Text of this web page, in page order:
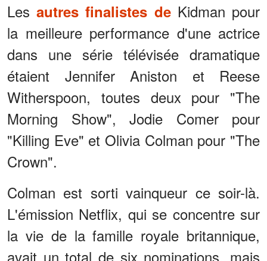
Lesautres finalistes deKidman pour
la meilleure performance d'une actrice
dans une série télévisée dramatique
étaient Jennifer Aniston et Reese
Witherspoon, toutes deux pour "The
Morning Show", Jodie Comer pour
"Killing Eve" et Olivia Colman pour "The
Crown".
Colman est sorti vainqueur ce soir-là.
L'émission Netflix, qui se concentre sur
la vie de la famille royale britannique,
avait un total de six nominations, mais